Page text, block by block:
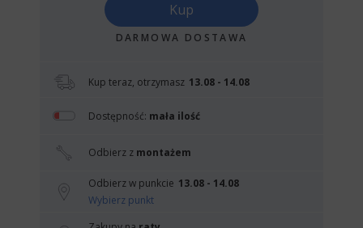
Kup
DARMOWA DOSTAWA
Kup teraz, otrzymasz 13.08 - 14.08
Dostępność: mała ilość
Odbierz z montażem
Odbierz w punkcie 13.08 - 14.08
Wybierz punkt